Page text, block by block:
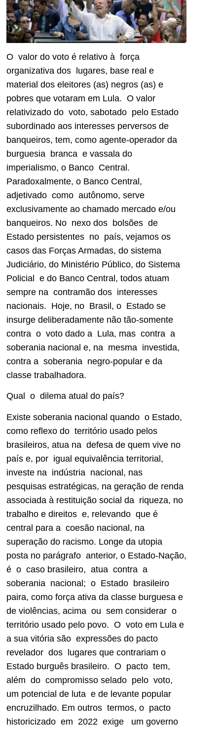
O valor do voto é relativo à força
organizativa dos lugares, base real e
material dos eleitores (as) negros (as) e
pobres que votaram em Lula. O valor
relativizado do voto, sabotado pelo Estado
subordinado aos interesses perversos de
banqueiros, tem, como agente-operador da
burguesia branca e vassala do
imperialismo, o Banco Central.
Paradoxalmente, o Banco Central,
adjetivado como autônomo, serve
exclusivamente ao chamado mercado e/ou
banqueiros. No nexo dos bolsões de
Estado persistentes no país, vejamos os
casos das Forças Armadas, do sistema
Judiciário, do Ministério Público, do Sistema
Policial e do Banco Central, todos atuam
sempre na contramão dos interesses
nacionais. Hoje, no Brasil, o Estado se
insurge deliberadamente não tão-somente
contra o voto dado a Lula, mas contra a
soberania nacional e, na mesma investida,
contra a soberania negro-popular e da
classe trabalhadora.
Qual o dilema atual do país?
Existe soberania nacional quando o Estado,
como reflexo do território usado pelos
brasileiros, atua na defesa de quem vive no
país e, por igual equivalência territorial,
investe na indústria nacional, nas
pesquisas estratégicas, na geração de renda
associada à restituição social da riqueza, no
trabalho e direitos e, relevando que é
central para a coesão nacional, na
superação do racismo. Longe da utopia
posta no parágrafo anterior, o Estado-Nação,
é o caso brasileiro, atua contra a
soberania nacional; o Estado brasileiro
paira, como força ativa da classe burguesa e
de violências, acima ou sem considerar o
território usado pelo povo. O voto em Lula e
a sua vitória são expressões do pacto
revelador dos lugares que contrariam o
Estado burguês brasileiro. O pacto tem,
além do compromisso selado pelo voto,
um potencial de luta e de levante popular
encruzilhado. Em outros termos, o pacto
historicizado em 2022 exige um governo